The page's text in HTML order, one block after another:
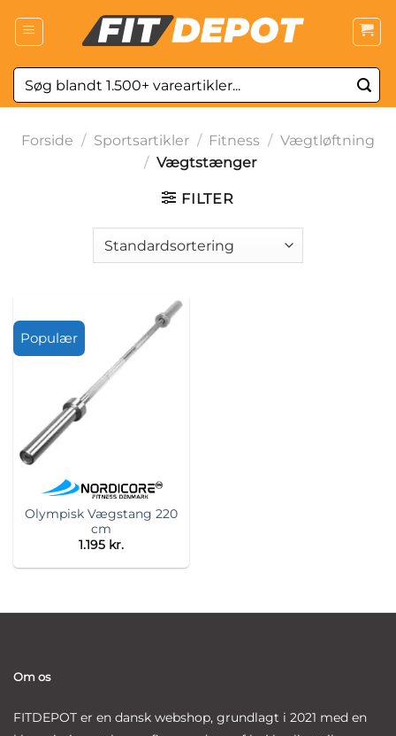
Søg
efter:
Forside / Sportsartikler / Fitness / Vægtløftning
/ Vægtstænger
FILTER
Populær
Olympisk Vægstang 220
cm
1.195 kr.
Om os
FITDEPOT er en dansk webshop, grundlagt i 2021 med en